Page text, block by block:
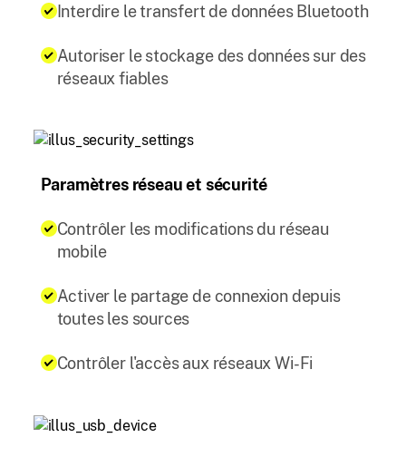
Interdire le transfert de données Bluetooth
Autoriser le stockage des données sur des
réseaux fiables
Paramètres réseau et sécurité
Contrôler les modifications du réseau
mobile
Activer le partage de connexion depuis
toutes les sources
Contrôler l'accès aux réseaux Wi-Fi